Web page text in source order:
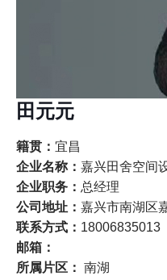
田元元
籍贯：宜昌
企业名称：嘉兴田舍空间
企业职务： 总经理
公司地址：嘉兴市南湖区
联系方式： 18006835013
邮箱：
所属片区： 南湖